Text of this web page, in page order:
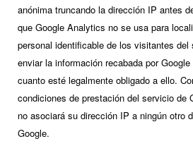
anónima truncando la dirección IP antes
que Google Analytics no se usa para
personal identificable de los visitantes del
enviar la información recabada por
cuanto esté legalmente obligado a ello.
condiciones de prestación del servicio de
no asociará su dirección IP a ningún otro
Google.